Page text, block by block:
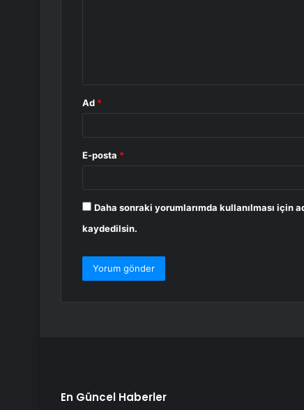
Ad *
E-posta *
Daha sonraki yorumlarımda kullanılması için
kaydedilsin.
En Güncel Haberler